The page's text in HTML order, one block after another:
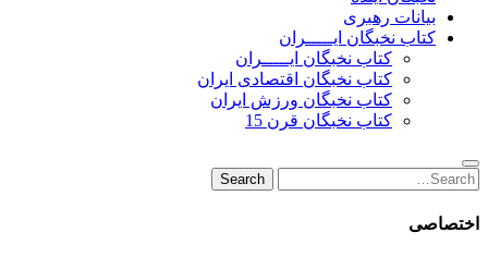
بیانات رهبری
کتاب نخبگان ایـــــران
کتاب نخبگان ایـــــران
کتاب نخبگان اقتصادی ایران
کتاب نخبگان ورزش ایران
کتاب نخبگان قرن 15
Search
for:
Search
اختصاصی